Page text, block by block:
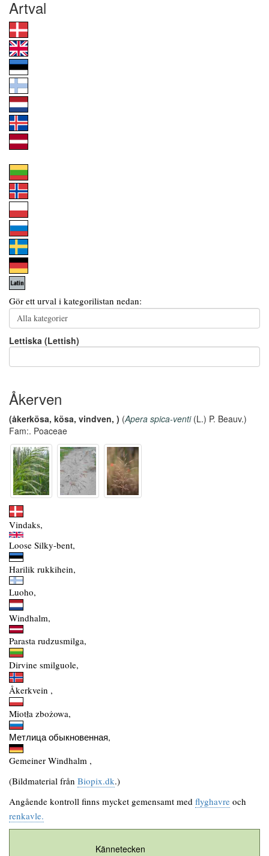
Artval
Gör ett urval i kategorilistan nedan:
Lettiska (Lettish)
Åkerven
(åkerkösa, kösa, vindven, ) (Apera spica-venti(L.) P. Beauv.)
Fam:. Poaceae
Vindaks,
Loose Silky-bent,
Harilik rukkihein,
Luoho,
Windhalm,
Parasta rudzusmilga,
Dirvine smilguole,
Åkerkvein ,
Miotła zbożowa,
Метлица обыкновенная,
Gemeiner Windhalm ,
(Bildmaterial från Biopix.dk.)
Angående kontroll finns mycket gemensamt med flyghavre och
renkavle.
Kännetecken